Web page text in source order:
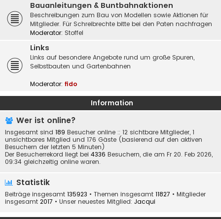
Bauanleitungen & Buntbahnaktionen
Beschreibungen zum Bau von Modellen sowie Aktionen für
Mitglieder. Für Schreibrechte bitte bei den Paten nachfragen
Moderator: Stoffel
Links
Links auf besondere Angebote rund um große Spuren,
Selbstbauten und Gartenbahnen
Moderator: fido
Information
Wer ist online?
Insgesamt sind 189 Besucher online :: 12 sichtbare Mitglieder, 1
unsichtbares Mitglied und 176 Gäste (basierend auf den aktiven
Besuchern der letzten 5 Minuten)
Der Besucherrekord liegt bei 4336 Besuchern, die am Fr 20. Feb 2026,
09:34 gleichzeitig online waren.
Statistik
Beiträge insgesamt 135923 • Themen insgesamt 11827 • Mitglieder
insgesamt 2017 • Unser neuestes Mitglied: Jacqui